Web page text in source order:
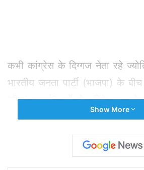
कभी कांग्रेस के दिग्गज नेता रहे
भारतीय जनता पार्टी (भाजपा) के
‘डील’ कराई? पर्दे के पीछे वह
आलाकमान तक ज्योतिरदित्य
आखिरकार वह कौन है, जिस पर
भरोसा करती है, जिसके भरोसे
Show More